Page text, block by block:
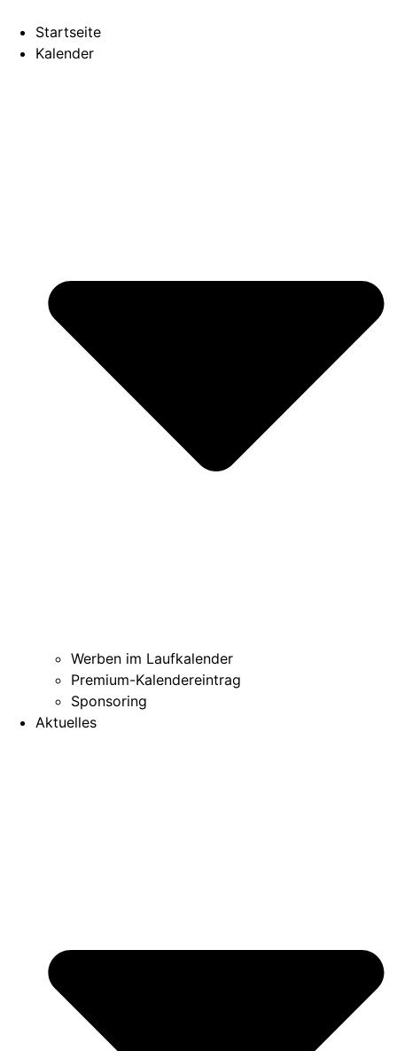
Startseite
Kalender
Werben im Laufkalender
Premium-Kalendereintrag
Sponsoring
Aktuelles